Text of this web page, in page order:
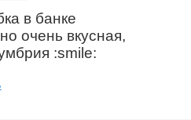
в банке
очень вкусная,
:smile: